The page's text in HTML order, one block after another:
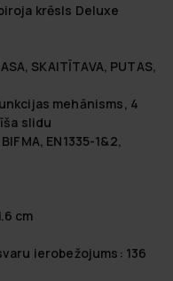
krēsls Deluxe
SKAITĪTAVA, PUTAS,
mehānisms, 4
slidu
EN1335-1&2,
cm
ierobežojums: 136